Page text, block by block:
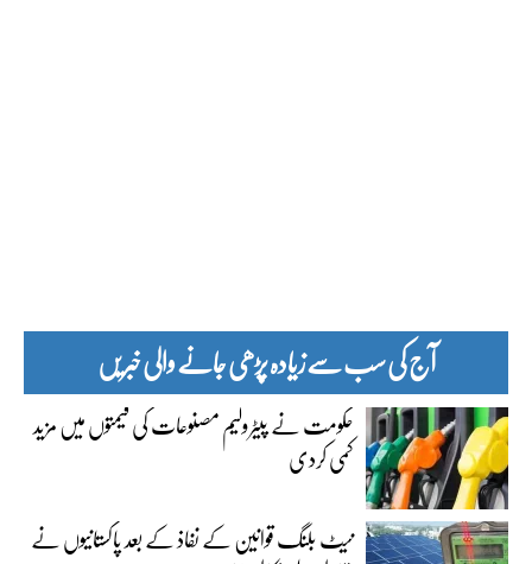
آج کی سب سے زیادہ پڑھی جانے والی خبریں
حکومت نے پیٹرولیم مصنوعات کی قیمتوں میں مزید
کمی کردی
نیٹ بلنگ قوانین کے نفاذ کے بعد پاکستانیوں نے